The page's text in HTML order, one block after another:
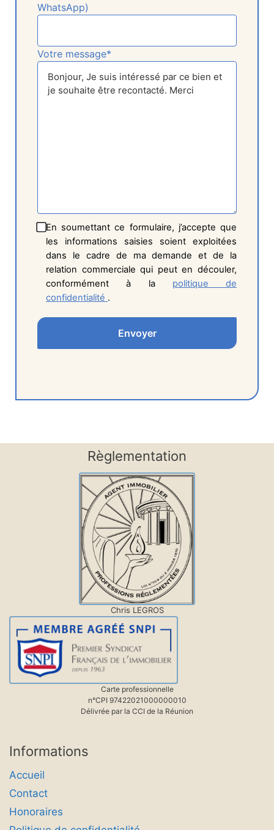
WhatsApp)
Votre message*
En soumettant ce formulaire, j’accepte que
les informations saisies soient exploitées
dans le cadre de ma demande et de la
relation commerciale qui peut en découler,
conformément à la politique de
confidentialité .
Règlementation
Chris LEGROS
Carte professionnelle
n°CPI 97422021000000010
Délivrée par la CCI de la Réunion
Informations
Accueil
Contact
Honoraires